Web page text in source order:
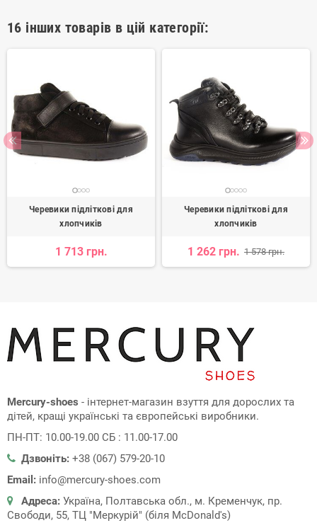
16 інших товарів в цій категорії:
Черевики підліткові для
хлопчиків
1 713 грн.
Черевики підліткові для
хлопчиків
1 262 грн. 1 578 грн.
Mercury-shoes - інтернет-магазин взуття для дорослих та
дітей, кращі українські та європейські виробники.
ПН-ПТ: 10.00-19.00 СБ : 11.00-17.00
Дзвоніть: +38 (067) 579-20-10
Email: info@mercury-shoes.com
Адреса: Україна, Полтавська обл., м. Кременчук, пр.
Свободи, 55, ТЦ "Меркурій" (біля McDonald's)